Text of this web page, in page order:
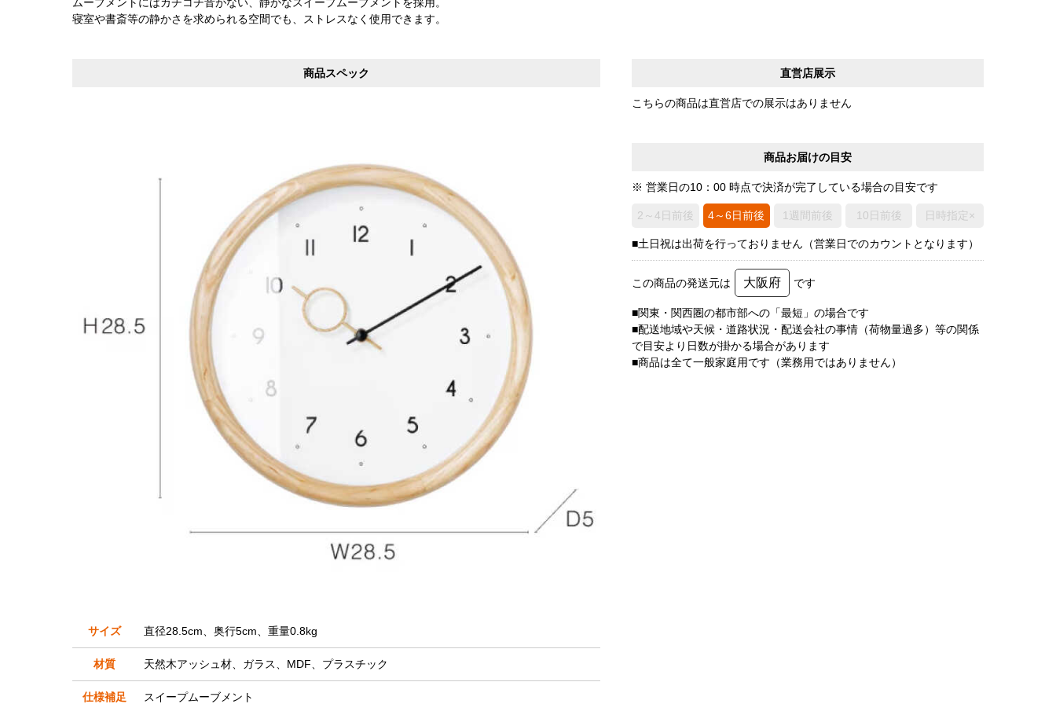
寝室や書斎等の静かさを求められる空間でも、ストレスなく使用できます。
直営店展示
こちらの商品は直営店での展示はありません
商品お届けの目安
※ 営業日の10：00 時点で決済が完了している場合の目安です
2～4日前後 4～6日前後 1週間前後 10日前後 日時指定×
■土日祝は出荷を行っておりません（営業日でのカウントとなります）
この商品の発送元は 大阪府 です
■関東・関西圏の都市部への「最短」の場合です
■配送地域や天候・道路状況・配送会社の事情（荷物量過多）等の関係
で目安より日数が掛かる場合があります
■商品は全て一般家庭用です（業務用ではありません）
商品スペック
サイズ 直径28.5cm、奥行5cm、重量0.8kg
材質 天然木アッシュ材、ガラス、MDF、プラスチック
仕様補足
スイープムーブメント